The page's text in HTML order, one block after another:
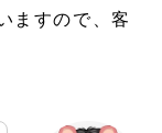
ますので、客